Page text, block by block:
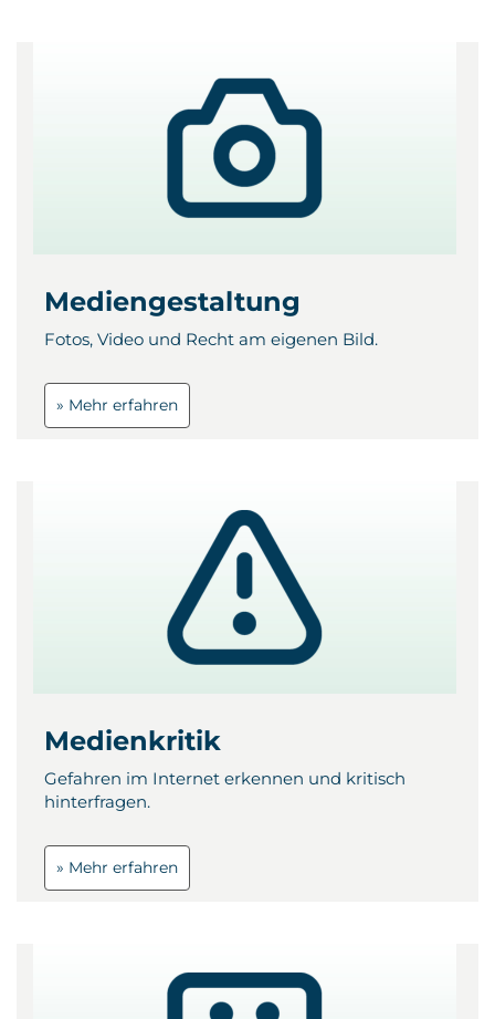
Mediengestaltung
Fotos, Video und Recht am eigenen Bild.
» Mehr erfahren
Medienkritik
Gefahren im Internet erkennen und kritisch
hinterfragen.
» Mehr erfahren